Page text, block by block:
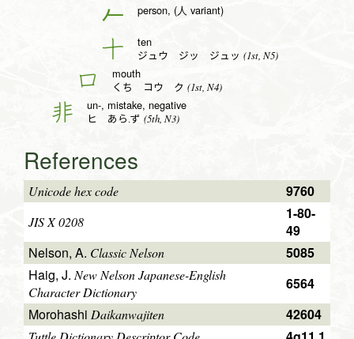
𠂉 person, (人 variant)
十 ten
ジュウ ジッ ジュッ (1st, N5)
口 mouth
くち コウ ク (1st, N4)
非 un-, mistake, negative
ヒ あら.ず (5th, N3)
References
Unicode hex code 9760
JIS X 0208
1-80-
49
Nelson, A. Classic Nelson
5085
Haig, J.New Nelson Japanese-English
Character Dictionary
6564
Morohashi Daikanwajiten 42604